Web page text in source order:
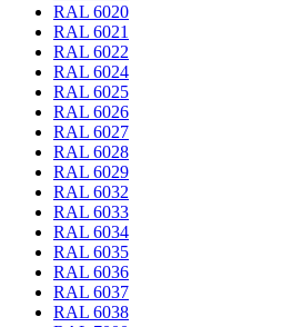
RAL 6020
RAL 6021
RAL 6022
RAL 6024
RAL 6025
RAL 6026
RAL 6027
RAL 6028
RAL 6029
RAL 6032
RAL 6033
RAL 6034
RAL 6035
RAL 6036
RAL 6037
RAL 6038